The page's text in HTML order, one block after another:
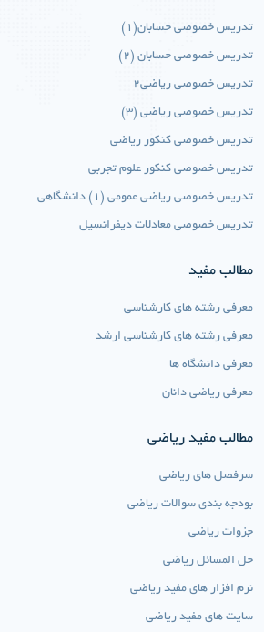
تدریس خصوصی حسابان(1)
تدریس خصوصی حسابان (2)
تدریس خصوصی ریاضی2
تدریس خصوصی ریاضی (3)
تدریس خصوصی کنکور ریاضی
تدریس خصوصی کنکور علوم تجربی
تدریس خصوصی ریاضی عمومی (1) دانشگاهی
تدریس خصوصی معادلات دیفرانسیل
مطالب مفید
معرفی رشته های کارشناسی
معرفی رشته های کارشناسی ارشد
معرفی دانشگاه ها
معرفی ریاضی دانان
مطالب مفید ریاضی
سرفصل های ریاضی
بودجه بندی سوالات ریاضی
جزوات ریاضی
حل المسائل ریاضی
نرم افزار های مفید ریاضی
سایت های مفید ریاضی